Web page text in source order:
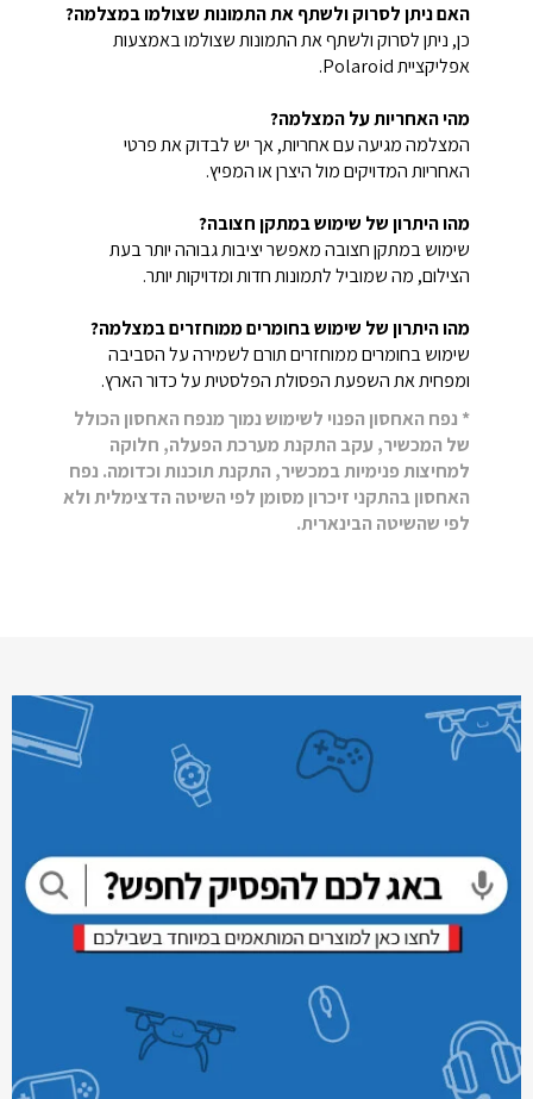
האם ניתן לסרוק ולשתף את התמונות שצולמו במצלמה?
כן, ניתן לסרוק ולשתף את התמונות שצולמו באמצעות
אפליקציית Polaroid.
מהי האחריות על המצלמה?
המצלמה מגיעה עם אחריות, אך יש לבדוק את פרטי
האחריות המדויקים מול היצרן או המפיץ.
מהו היתרון של שימוש במתקן חצובה?
שימוש במתקן חצובה מאפשר יציבות גבוהה יותר בעת
הצילום, מה שמוביל לתמונות חדות ומדויקות יותר.
מהו היתרון של שימוש בחומרים ממוחזרים במצלמה?
שימוש בחומרים ממוחזרים תורם לשמירה על הסביבה
ומפחית את השפעת הפסולת הפלסטית על כדור הארץ.
* נפח האחסון הפנוי לשימוש נמוך מנפח האחסון הכולל
של המכשיר, עקב התקנת מערכת הפעלה, חלוקה
למחיצות פנימיות במכשיר, התקנת תוכנות וכדומה. נפח
האחסון בהתקני זיכרון מסומן לפי השיטה הדצימלית ולא
לפי שהשיטה הבינארית.